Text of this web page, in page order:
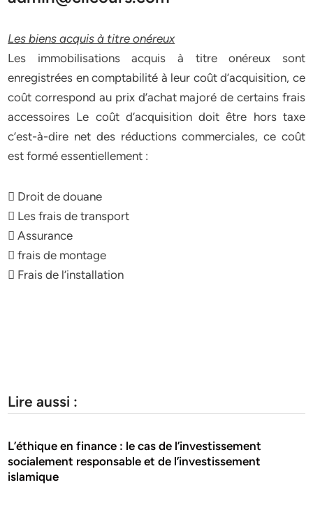
Les biens acquis à titre onéreux
Les immobilisations acquis à titre onéreux sont
enregistrées en comptabilité à leur coût d’acquisition, ce
coût correspond au prix d’achat majoré de certains frais
accessoires Le coût d’acquisition doit être hors taxe
c’est-à-dire net des réductions commerciales, ce coût
est formé essentiellement :
 Droit de douane
 Les frais de transport
 Assurance
 frais de montage
 Frais de l’installation
Lire aussi :
L’éthique en finance : le cas de l’investissement
socialement responsable et de l’investissement
islamique